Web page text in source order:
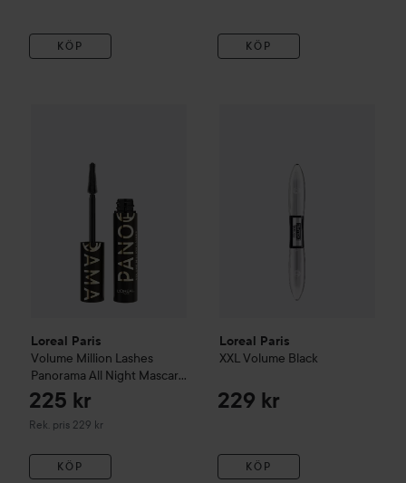
KÖP KÖP
Loreal Paris
Volume Million Lashes
Panorama All Night Mascara
Extra Black
225 kr
Rek. pris 229 kr
Rekommenderat pris 229 kr
KÖP
Loreal Paris
XXL Volume Black
229 kr
KÖP